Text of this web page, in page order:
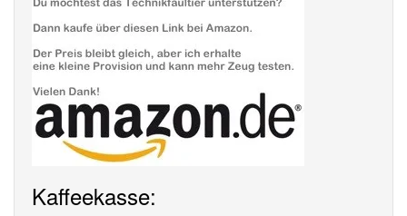
Kaffeekasse: